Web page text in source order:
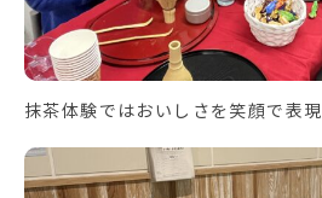
抹茶体験ではおいしさを笑顔で表現